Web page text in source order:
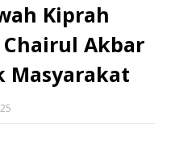
Kiprah
Chairul Akbar
Masyarakat